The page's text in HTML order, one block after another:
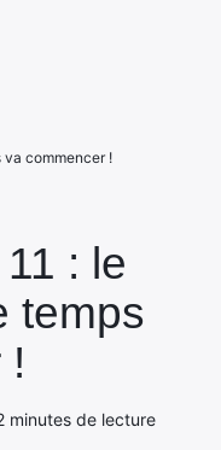
: le
temps
!
minutes de lecture
va commencer !